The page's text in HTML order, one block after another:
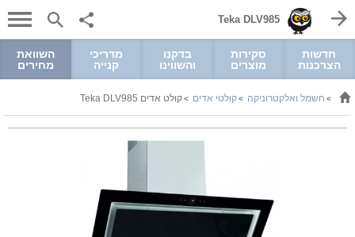
Teka DLV985
חדשות
הצרכנות
סקירות
מוצרים
בדקנו
והשווינו
מדריכי
קנייה
השוואת
מחירים
> חשמל ואלקטרוניקה >קולטי אדים >קולט אדים Teka DLV985